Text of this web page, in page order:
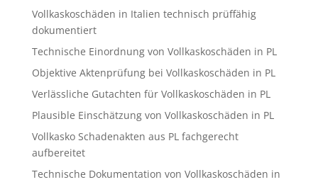
Vollkaskoschäden in Italien technisch prüffähig
dokumentiert
Technische Einordnung von Vollkaskoschäden in PL
Objektive Aktenprüfung bei Vollkaskoschäden in PL
Verlässliche Gutachten für Vollkaskoschäden in PL
Plausible Einschätzung von Vollkaskoschäden in PL
Vollkasko Schadenakten aus PL fachgerecht
aufbereitet
Technische Dokumentation von Vollkaskoschäden in